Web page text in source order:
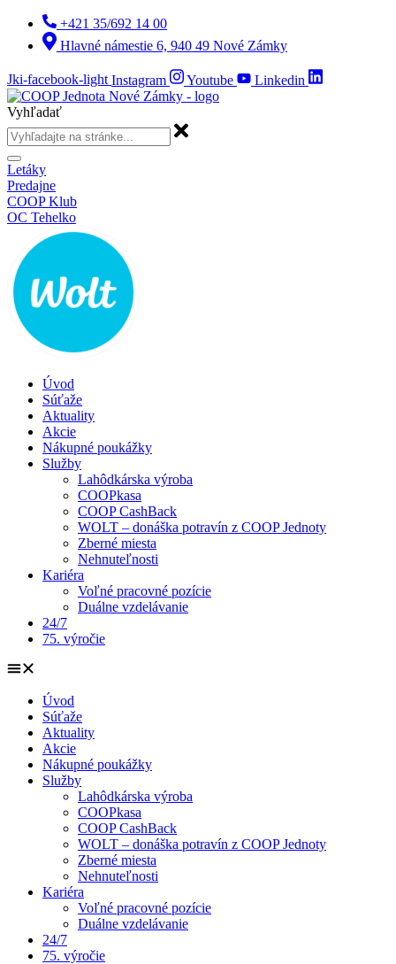
Preskočiť
obsah
+421 35/692 14 00
Hlavné námestie 6, 940 49 Nové Zámky
Jki-facebook-light Instagram Youtube Linkedin
Vyhľadať
Letáky
Predajne
COOP Klub
OC Tehelko
Úvod
Súťaže
Aktuality
Akcie
Nákupné poukážky
Služby
Lahôdkárska výroba
COOPkasa
COOP CashBack
WOLT – donáška potravín z COOP Jednoty
Zberné miesta
Nehnuteľnosti
Kariéra
Voľné pracovné pozície
Duálne vzdelávanie
24/7
75. výročie
Úvod
Súťaže
Aktuality
Akcie
Nákupné poukážky
Služby
Lahôdkárska výroba
COOPkasa
COOP CashBack
WOLT – donáška potravín z COOP Jednoty
Zberné miesta
Nehnuteľnosti
Kariéra
Voľné pracovné pozície
Duálne vzdelávanie
24/7
75. výročie